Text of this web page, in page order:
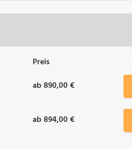
Preis
ab 890,00 €
ab 894,00 €